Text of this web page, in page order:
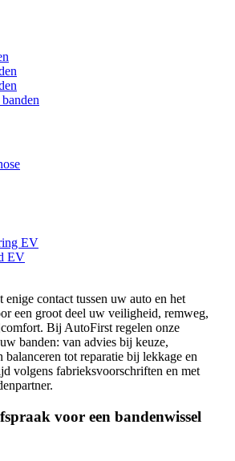
EV
EV
contact tussen uw auto en het
een groot deel uw veiligheid, remweg,
Bij AutoFirst regelen onze
banden: van advies bij keuze,
balanceren tot reparatie bij lekkage en
volgens fabrieksvoorschriften en met
voor een bandenwissel